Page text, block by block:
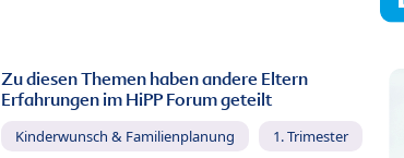
Zu diesen Themen haben andere Eltern
Erfahrungen im HiPP Forum geteilt
Kinderwunsch & Familienplanung 1. Trimester